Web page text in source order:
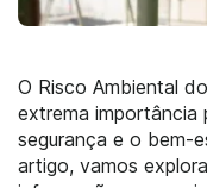
O Risco Ambiental
extrema importância
segurança e o bem-
artigo, vamos